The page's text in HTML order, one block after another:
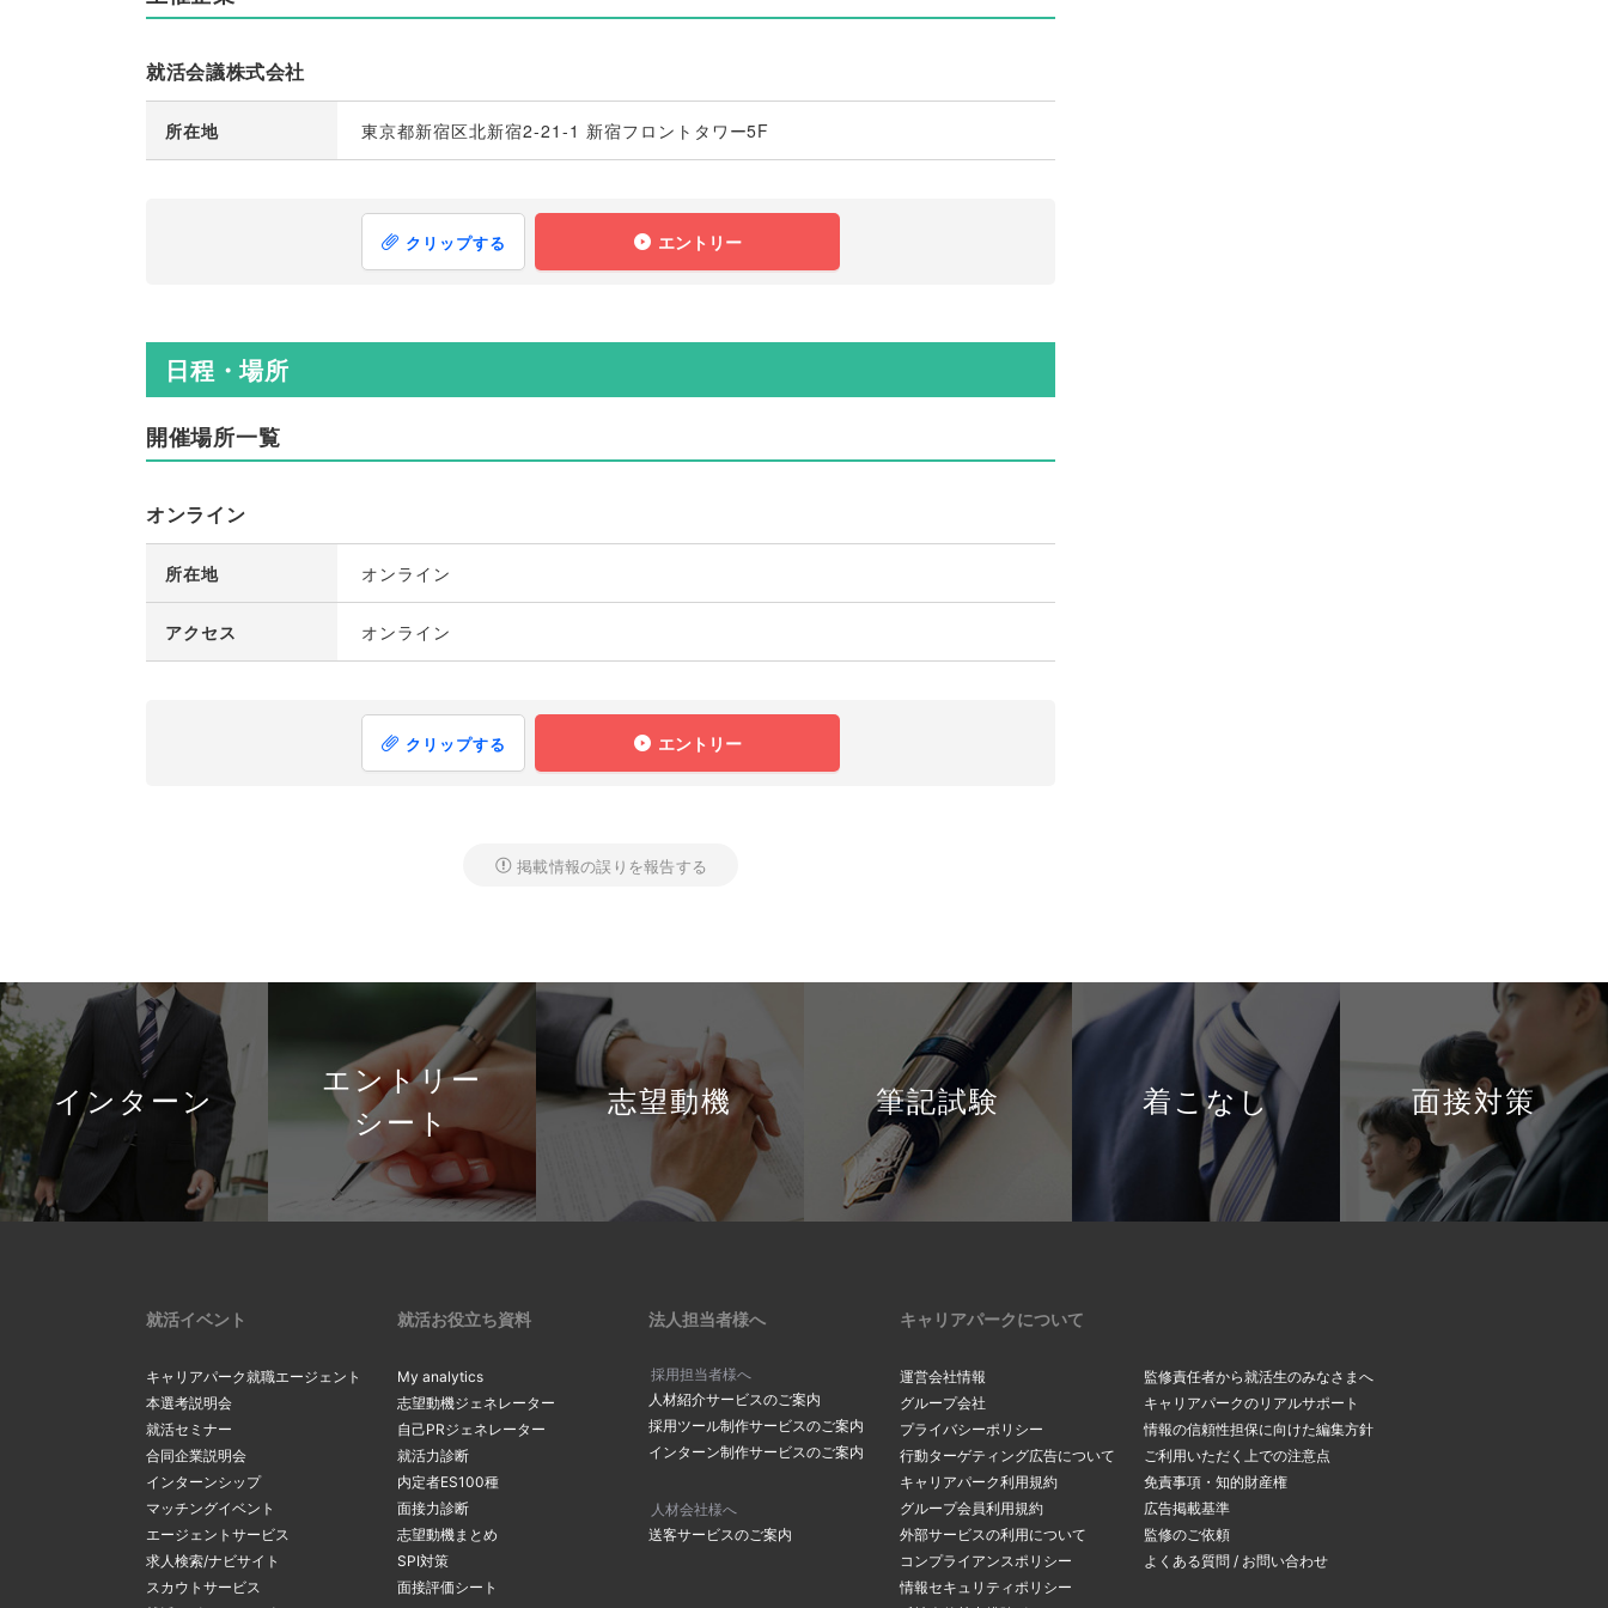
就活会議株式会社
所在地 東京都新宿区北新宿2-21-1 新宿フロントタワー5F
クリップする エントリー
日程・場所
開催場所一覧
オンライン
所在地 オンライン
アクセス オンライン
クリップする エントリー
掲載情報の誤りを報告する
インターン
エントリー
シート
志望動機 筆記試験 着こなし 面接対策
就活イベント
キャリアパーク就職エージェント
本選考説明会
就活セミナー
合同企業説明会
インターンシップ
マッチングイベント
エージェントサービス
求人検索/ナビサイト
スカウトサービス
就活お役立ち資料
My analytics
志望動機ジェネレーター
自己PRジェネレーター
就活力診断
内定者ES100種
面接力診断
志望動機まとめ
SPI対策
面接評価シート
法人担当者様へ
採用担当者様へ
人材紹介サービスのご案内
採用ツール制作サービスのご案内
インターン制作サービスのご案内
人材会社様へ
送客サービスのご案内
キャリアパークについて
運営会社情報
グループ会社
プライバシーポリシー
行動ターゲティング広告について
キャリアパーク利用規約
グループ会員利用規約
外部サービスの利用について
コンプライアンスポリシー
情報セキュリティポリシー
監修責任者から就活生のみなさまへ
キャリアパークのリアルサポート
情報の信頼性担保に向けた編集方針
ご利用いただく上での注意点
免責事項・知的財産権
広告掲載基準
監修のご依頼
よくある質問 / お問い合わせ